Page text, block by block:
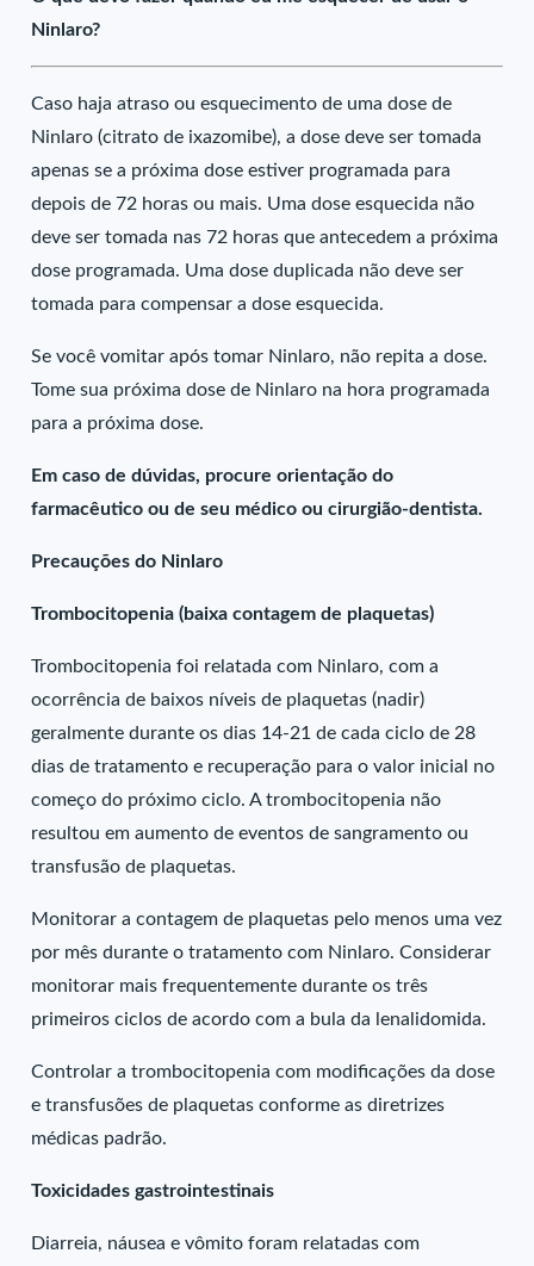
Ninlaro?
Caso haja atraso ou esquecimento de uma dose de
Ninlaro (citrato de ixazomibe), a dose deve ser tomada
apenas se a próxima dose estiver programada para
depois de 72 horas ou mais. Uma dose esquecida não
deve ser tomada nas 72 horas que antecedem a próxima
dose programada. Uma dose duplicada não deve ser
tomada para compensar a dose esquecida.
Se você vomitar após tomar Ninlaro, não repita a dose.
Tome sua próxima dose de Ninlaro na hora programada
para a próxima dose.
Em caso de dúvidas, procure orientação do
farmacêutico ou de seu médico ou cirurgião-dentista.
Precauções do Ninlaro
Trombocitopenia (baixa contagem de plaquetas)
Trombocitopenia foi relatada com Ninlaro, com a
ocorrência de baixos níveis de plaquetas (nadir)
geralmente durante os dias 14-21 de cada ciclo de 28
dias de tratamento e recuperação para o valor inicial no
começo do próximo ciclo. A trombocitopenia não
resultou em aumento de eventos de sangramento ou
transfusão de plaquetas.
Monitorar a contagem de plaquetas pelo menos uma vez
por mês durante o tratamento com Ninlaro. Considerar
monitorar mais frequentemente durante os três
primeiros ciclos de acordo com a bula da lenalidomida.
Controlar a trombocitopenia com modificações da dose
e transfusões de plaquetas conforme as diretrizes
médicas padrão.
Toxicidades gastrointestinais
Diarreia, náusea e vômito foram relatadas com